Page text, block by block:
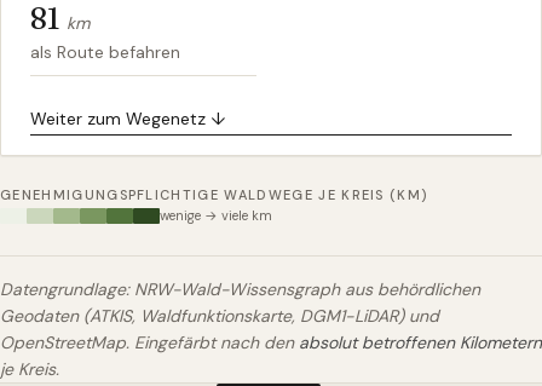
81 km
als Route befahren
Weiter zum Wegenetz ↓
GENEHMIGUNGSPFLICHTIGE WALDWEGE JE KREIS (KM)
wenige → viele km
Datengrundlage: NRW-Wald-Wissensgraph aus behördlichen
Geodaten (ATKIS, Waldfunktionskarte, DGM1-LiDAR) und
OpenStreetMap. Eingefärbt nach den absolut betroffenen Kilometern
je Kreis.